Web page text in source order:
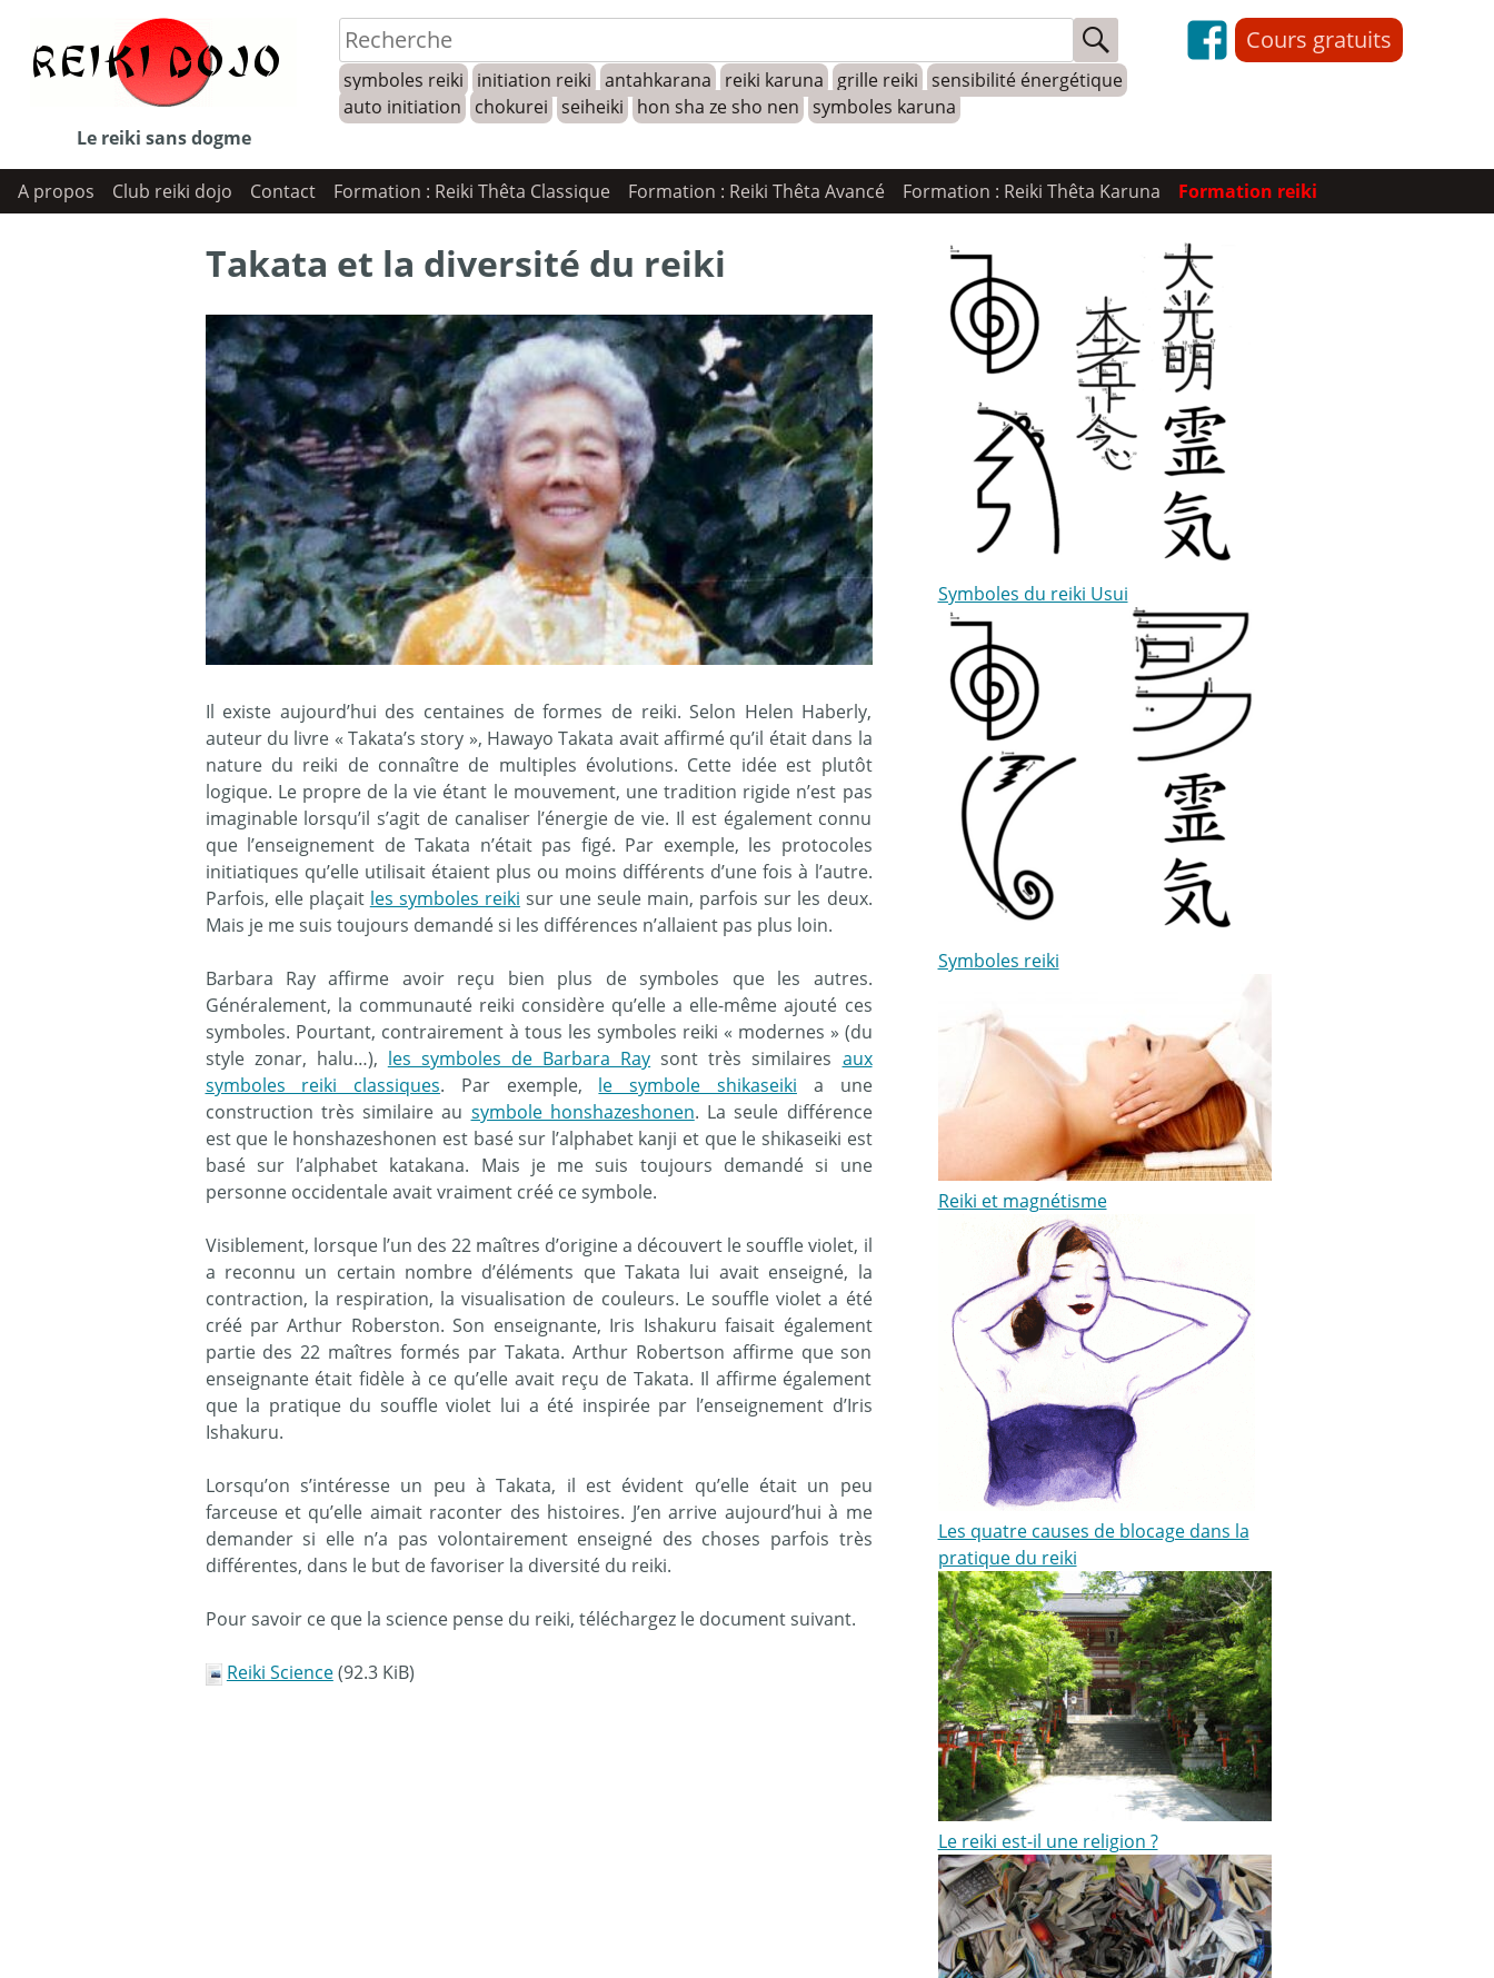
content
Le reiki sans dogme
symboles reiki initiation reiki antahkarana reiki karuna grille reiki sensibilité énergétique
auto initiation
chokurei seiheiki hon sha ze sho nen symboles karuna
Cours gratuits
A propos Club reiki dojo Contact Formation : Reiki Thêta Classique Formation : Reiki Thêta Avancé Formation : Reiki Thêta Karuna Formation reiki
Takata et la diversité du reiki
Il existe aujourd’hui des centaines de formes de reiki. Selon Helen Haberly,
auteur du livre « Takata’s story », Hawayo Takata avait affirmé qu’il était dans la
nature du reiki de connaître de multiples évolutions. Cette idée est plutôt
logique. Le propre de la vie étant le mouvement, une tradition rigide n’est pas
imaginable lorsqu’il s’agit de canaliser l’énergie de vie. Il est également connu
que l’enseignement de Takata n’était pas figé. Par exemple, les protocoles
initiatiques qu’elle utilisait étaient plus ou moins différents d’une fois à l’autre.
Parfois, elle plaçait les symboles reiki sur une seule main, parfois sur les deux.
Mais je me suis toujours demandé si les différences n’allaient pas plus loin.
Barbara Ray affirme avoir reçu bien plus de symboles que les autres.
Généralement, la communauté reiki considère qu’elle a elle-même ajouté ces
symboles. Pourtant, contrairement à tous les symboles reiki « modernes » (du
style zonar, halu…), les symboles de Barbara Ray sont très similaires aux
symboles reiki classiques. Par exemple, le symbole shikaseiki a une
construction très similaire au symbole honshazeshonen. La seule différence
est que le honshazeshonen est basé sur l’alphabet kanji et que le shikaseiki est
basé sur l’alphabet katakana. Mais je me suis toujours demandé si une
personne occidentale avait vraiment créé ce symbole.
Visiblement, lorsque l’un des 22 maîtres d’origine a découvert le souffle violet, il
a reconnu un certain nombre d’éléments que Takata lui avait enseigné, la
contraction, la respiration, la visualisation de couleurs. Le souffle violet a été
créé par Arthur Roberston. Son enseignante, Iris Ishakuru faisait également
partie des 22 maîtres formés par Takata. Arthur Robertson affirme que son
enseignante était fidèle à ce qu’elle avait reçu de Takata. Il affirme également
que la pratique du souffle violet lui a été inspirée par l’enseignement d’Iris
Ishakuru.
Lorsqu’on s’intéresse un peu à Takata, il est évident qu’elle était un peu
farceuse et qu’elle aimait raconter des histoires. J’en arrive aujourd’hui à me
demander si elle n’a pas volontairement enseigné des choses parfois très
différentes, dans le but de favoriser la diversité du reiki.
Pour savoir ce que la science pense du reiki, téléchargez le document suivant.
Reiki Science(92.3 KiB)
Symboles du reiki Usui
Symboles reiki
Reiki et magnétisme
Les quatre causes de blocage dans la
pratique du reiki
Le reiki est-il une religion ?